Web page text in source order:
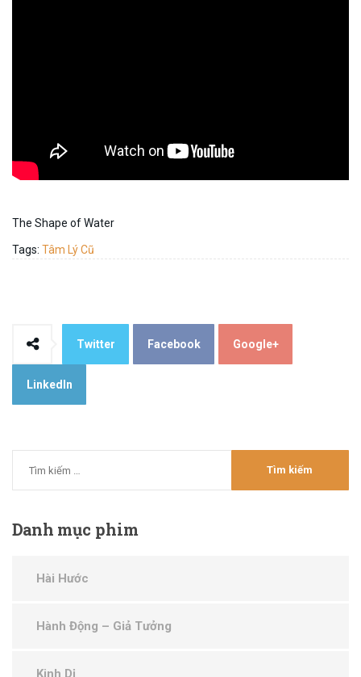
The Shape of Water
Tags: Tâm Lý Cũ
Twitter Facebook Google+
LinkedIn
Danhmục phim
Hài Hước
Hành Động – Giả Tưởng
Kinh Dị